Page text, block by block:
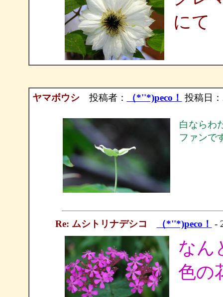
にて
ヤマボウシ投稿者： （*''*)peco！ 投稿日
白ならわ
ファンで
Re: ムシトリナデシコ （*''*)peco！ -
なん
色の